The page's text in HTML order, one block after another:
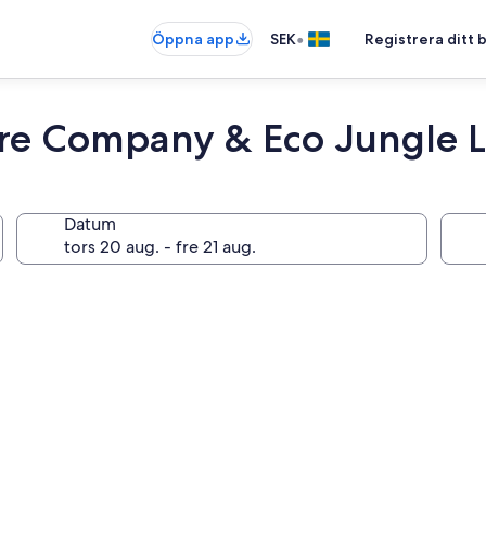
Öppna app SEK• Registrera ditt
Company & Eco Jungle
Datum